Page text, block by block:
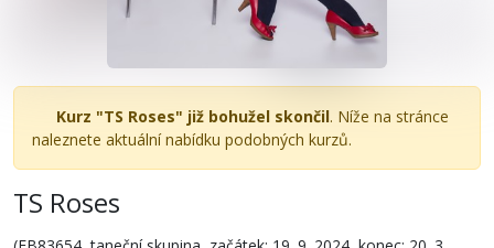
Kurz "TS Roses" již bohužel skončil. Níže na stránce
naleznete aktuální nabídku podobných kurzů.
TS Roses